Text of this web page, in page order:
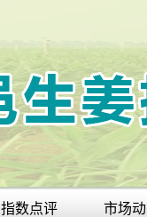
指数点评 市场